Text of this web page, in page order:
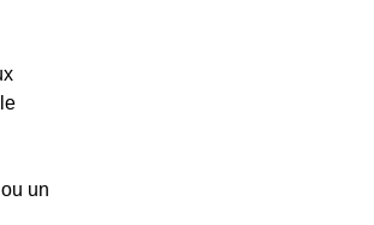
un